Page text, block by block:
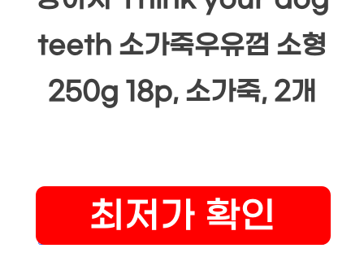
teeth 소가죽우유껌 소형
250g 18p, 소가죽, 2개